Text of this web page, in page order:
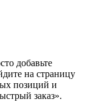
добавьте
на страницу
позиций и
заказ».